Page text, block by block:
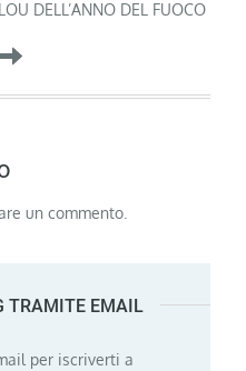
DELL’ANNO DEL FUOCO
un commento.
TRAMITE EMAIL
per iscriverti a